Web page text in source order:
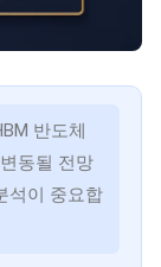
반도체
동될 전망
석이 중요합